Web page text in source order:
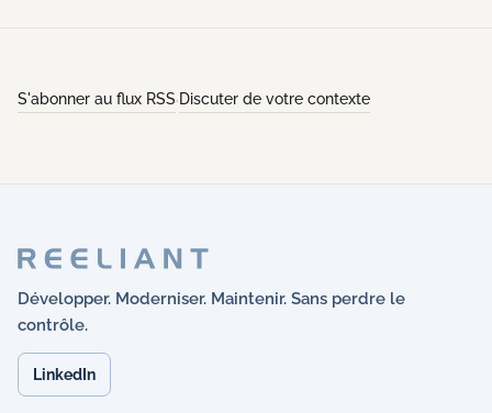
S'abonner au flux RSS·Discuter de votre contexte
Développer. Moderniser. Maintenir. Sans perdre le
contrôle.
LinkedIn